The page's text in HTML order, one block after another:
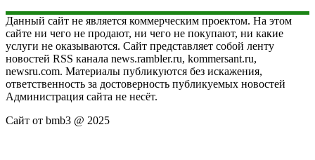
Данный сайт не является коммерческим проектом. На этом
сайте ни чего не продают, ни чего не покупают, ни какие
услуги не оказываются. Сайт представляет собой ленту
новостей RSS канала news.rambler.ru, kommersant.ru,
newsru.com. Материалы публикуются без искажения,
ответственность за достоверность публикуемых новостей
Администрация сайта не несёт.
Сайт от bmb3 @ 2025